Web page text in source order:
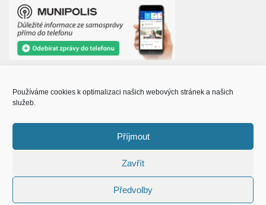
Používáme cookies k optimalizaci našich webových stránek a našich
služeb.
Příjmout
Zavřít
Předvolby
© Obec Prušánky 2015 - 2023